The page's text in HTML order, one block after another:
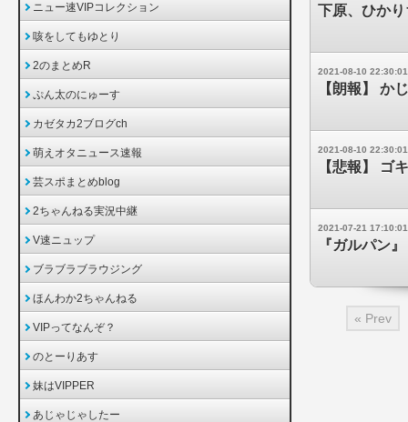
下原、ひか
2021-08-10 22:30:01
【朗報】 か
2021-08-10 22:30:01
【悲報】 ゴ
2021-07-21 17:10:01
『ガルパン
« Prev
ニュー速VIPコレクション
咳をしてもゆとり
2のまとめR
ぷん太のにゅーす
カゼタカ2ブログch
萌えオタニュース速報
芸スポまとめblog
2ちゃんねる実況中継
V速ニュップ
ブラブラブラウジング
ほんわか2ちゃんねる
VIPってなんぞ？
のとーりあす
妹はVIPPER
あじゃじゃしたー